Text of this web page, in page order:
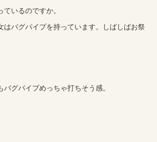
いるのですか。
はバグパイプを持っています。しばしばお祭
グパイプめっちゃ打ちそう感。